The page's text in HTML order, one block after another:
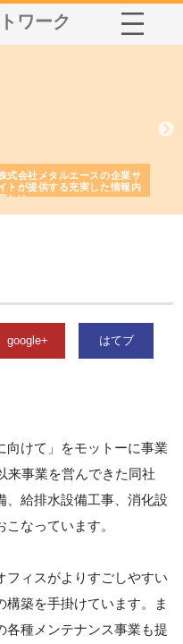
ワーク
式会社メタルエースの企業サ
トが提供する充実した情報内
とは
google+ はてブ
向けて」をモットーに事業
来事業を営んできた同社
、給排水設備工事、消化設
なっています。
フィスがよりすごしやすい
築を手掛けています。ま
各種メンテナンス事業も提